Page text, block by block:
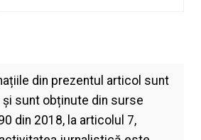
din prezentul articol sunt
sunt obținute din surse
din 2018, la articolul 7,